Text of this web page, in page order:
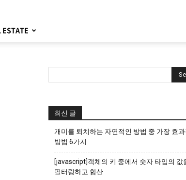
ESTATE
최신 글
개미를 퇴치하는 자연적인 방법 중 가장 효과
방법 6가지
[javascript]객체의 키 중에서 숫자 타입의 값
필터링하고 합산